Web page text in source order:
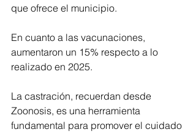
que ofrece el municipio.
En cuanto a las vacunaciones,
aumentaron un 15% respecto a lo
realizado en 2025.
La castración, recuerdan desde
Zoonosis, es una herramienta
fundamental para promover el cuidado